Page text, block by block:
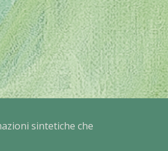
sintetiche che